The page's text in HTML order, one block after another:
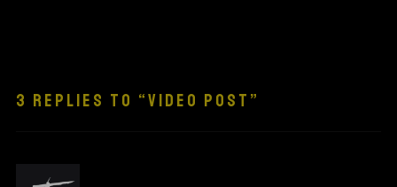
3 REPLIES TO “VIDEO POST”